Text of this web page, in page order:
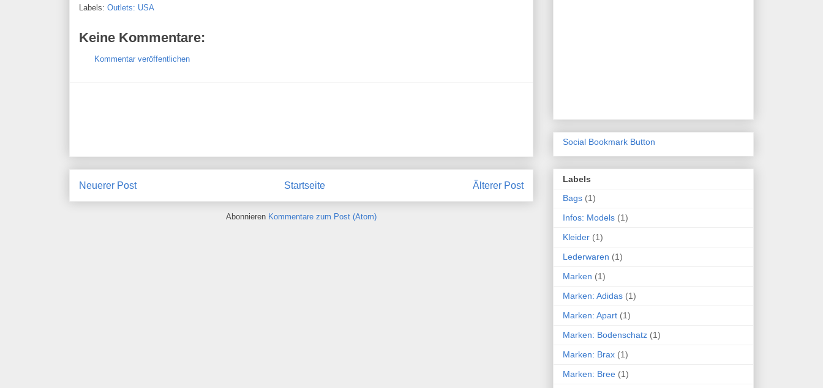
Labels: Outlets: USA
Keine Kommentare:
Kommentar veröffentlichen
Neuerer Post Älterer Post
Startseite
Abonnieren Kommentare zum Post (Atom)
Social Bookmark Button
Labels
Bags (1)
Infos: Models (1)
Kleider (1)
Lederwaren (1)
Marken (1)
Marken: Adidas (1)
Marken: Apart (1)
Marken: Bodenschatz (1)
Marken: Brax (1)
Marken: Bree (1)